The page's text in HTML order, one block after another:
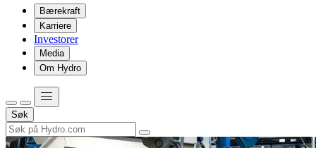
Bærekraft
Karriere
Investorer
Media
Om Hydro
Søk